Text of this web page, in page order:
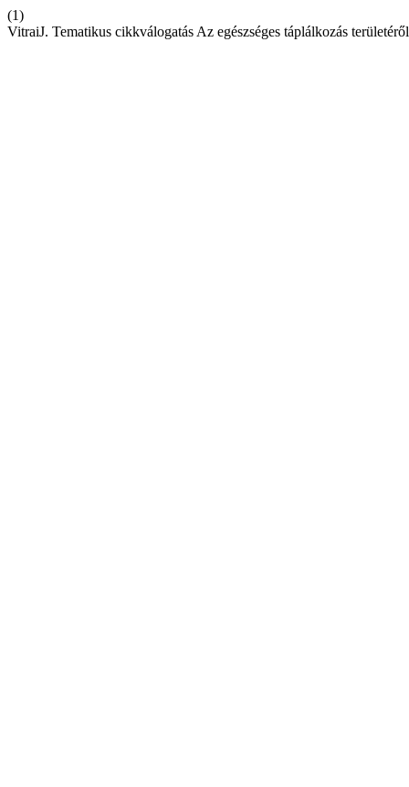
(1)
VitraiJ. Tematikus cikkválogatás Az egészséges táplálkozás